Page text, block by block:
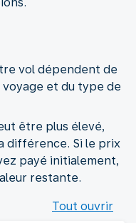
vol dépendent de
et du type de
être plus élevé,
différence. Si le prix
payé initialement,
restante.
Tout ouvrir